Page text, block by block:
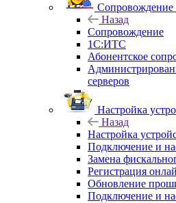
Сопровождение
Назад
Сопровождение
1C:ИТС
Абонентское
серверов
Настройка
Назад
Настройка
Подключение и
Замена
Регистрация
Обновление
Подключение и